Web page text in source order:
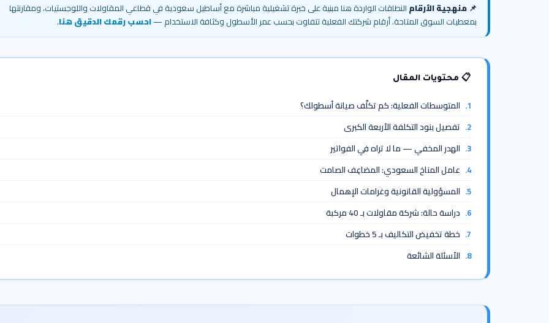
📌 منهجية الأرقام النطاقات الواردة هنا مبنية على خبرة تشغيلية مباشرة مع أساطيل سعودية في قطاعي المقاولات واللوجستيات، ومقارنتها
بمعطيات السوق المتاحة. أرقام شركتك الفعلية تتفاوت بحسب عمر الأسطول وكثافة الاستخدام —احسب رقمك الدقيق هنا.
📋 محتويات المقال
المتوسطات الفعلية: كم تكلّف صيانة أسطولك؟
تفصيل بنود التكلفة الأربعة الكبرى
الهدر المخفي — ما لا تراه في الفواتير
عامل المناخ السعودي: المضاعِف الصامت
المسؤولية القانونية وغرامات الإهمال
دراسة حالة: شركة مقاولات بـ 40 مركبة
خطة تخفيض التكاليف بـ 5 خطوات
الأسئلة الشائعة